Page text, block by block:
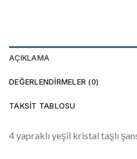
AÇIKLAMA
DEĞERLENDIRMELER (0)
TAKSIT TABLOSU
4 yapraklı yeşil kristal taşlı